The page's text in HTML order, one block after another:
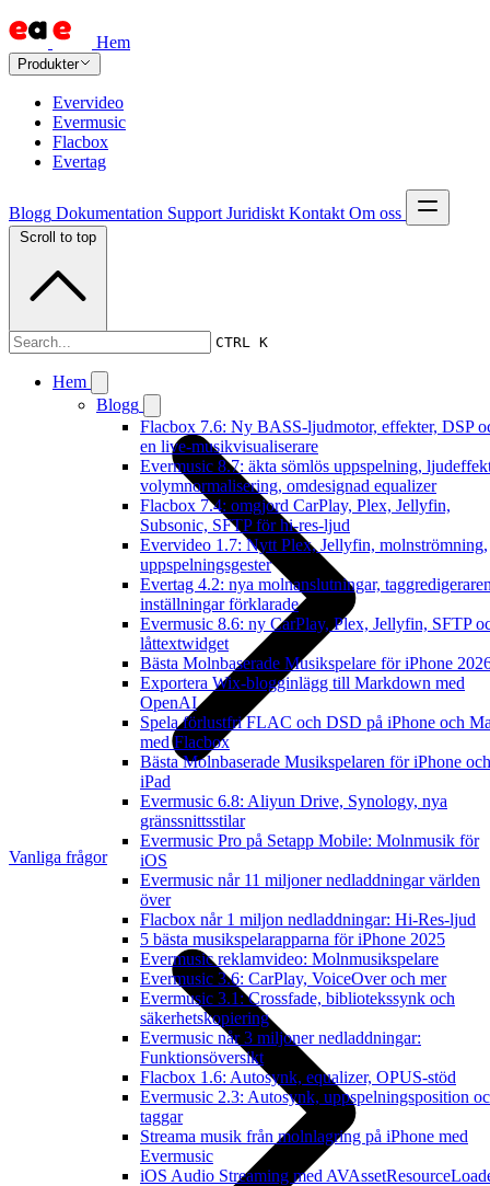
Hem
Produkter
Evervideo
Evermusic
Flacbox
Evertag
Blogg Dokumentation Support Juridiskt Kontakt Om oss
CTRL K
Hem
Blogg
Flacbox 7.6: Ny BASS-ljudmotor, effekter, DSP
en live-musikvisualiserare
Evermusic 8.7: äkta sömlös uppspelning,
volymnormalisering, omdesignad equalizer
Flacbox 7.4: omgjord CarPlay, Plex, Jellyfin,
Subsonic, SFTP för hi-res-ljud
Evervideo 1.7: Nytt Plex, Jellyfin, molnströmning,
uppspelningsgester
Evertag 4.2: nya molnanslutningar,
inställningar förklarade
Evermusic 8.6: ny CarPlay, Plex, Jellyfin, SFTP
låttextwidget
Bästa Molnbaserade Musikspelare för iPhone
Exportera Wix-blogginlägg till Markdown med
OpenAI
Spela förlustfri FLAC och DSD på iPhone och
med Flacbox
Bästa Molnbaserade Musikspelaren för iPhone och
iPad
Evermusic 6.8: Aliyun Drive, Synology, nya
gränssnittsstilar
Evermusic Pro på Setapp Mobile: Molnmusik för
iOS
Evermusic når 11 miljoner nedladdningar världen
över
Flacbox når 1 miljon nedladdningar: Hi-Res-ljud
5 bästa musikspelarapparna för iPhone 2025
Evermusic reklamvideo: Molnmusikspelare
Evermusic 3.6: CarPlay, VoiceOver och mer
Evermusic 3.1: Crossfade, bibliotekssynk och
säkerhetskopiering
Evermusic når 3 miljoner nedladdningar:
Funktionsöversikt
Flacbox 1.6: Autosynk, equalizer, OPUS-stöd
Evermusic 2.3: Autosynk, uppspelningsposition
taggar
Streama musik från molnlagring på iPhone med
Evermusic
iOS Audio Streaming med
Scroll to top
Dokumentation
Vanliga frågor